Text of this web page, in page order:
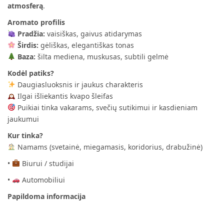
atmosferą.
Aromato profilis
Pradžia: vaisiškas, gaivus atidarymas
Širdis: gėliškas, elegantiškas tonas
Baza: šilta mediena, muskusas, subtili gelmė
Kodėl patiks?
Daugiasluoksnis ir jaukus charakteris
Ilgai išliekantis kvapo šleifas
Puikiai tinka vakarams, svečių sutikimui ir kasdieniam
jaukumui
Kur tinka?
Namams (svetainė, miegamasis, koridorius, drabužinė)
•
Biurui / studijai
•
Automobiliui
Papildoma informacija